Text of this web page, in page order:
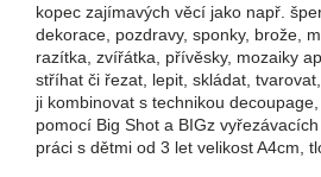
kopec zajímavých věcí jako např.
dekorace, pozdravy, sponky, brože,
razítka, zvířátka, přívěsky, mozaiky
stříhat či řezat, lepit, skládat,
ji kombinovat s technikou
pomocí Big Shot a BIGz
práci s dětmi od 3 let velikost A4cm,